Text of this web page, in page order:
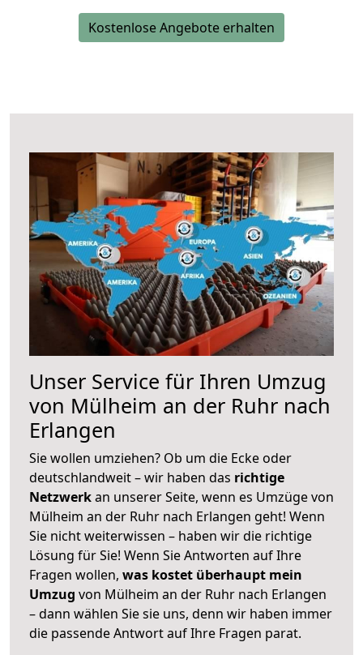
Kostenlose Angebote erhalten
Unser Service für Ihren Umzug
von Mülheim an der Ruhr nach
Erlangen
Sie wollen umziehen? Ob um die Ecke oder
deutschlandweit – wir haben das richtige
Netzwerkan unserer Seite, wenn es Umzüge von
Mülheim an der Ruhr nach Erlangen geht! Wenn
Sie nicht weiterwissen – haben wir die richtige
Lösung für Sie! Wenn Sie Antworten auf Ihre
Fragen wollen, was kostet überhaupt mein
Umzug von Mülheim an der Ruhr nach Erlangen
– dann wählen Sie sie uns, denn wir haben immer
die passende Antwort auf Ihre Fragen parat.